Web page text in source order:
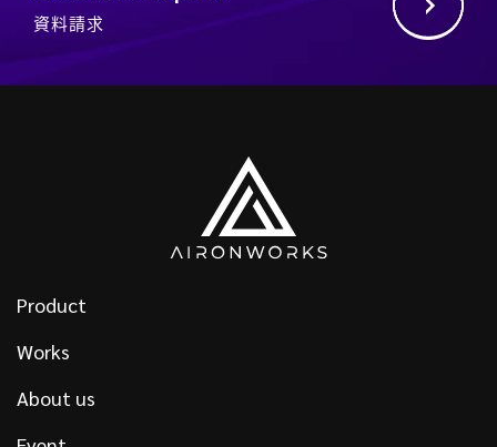
資料請求
Product
Works
About us